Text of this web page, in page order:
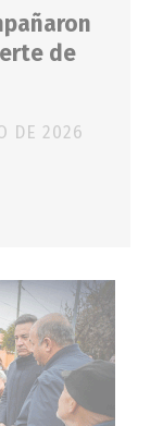
de
DE 2026